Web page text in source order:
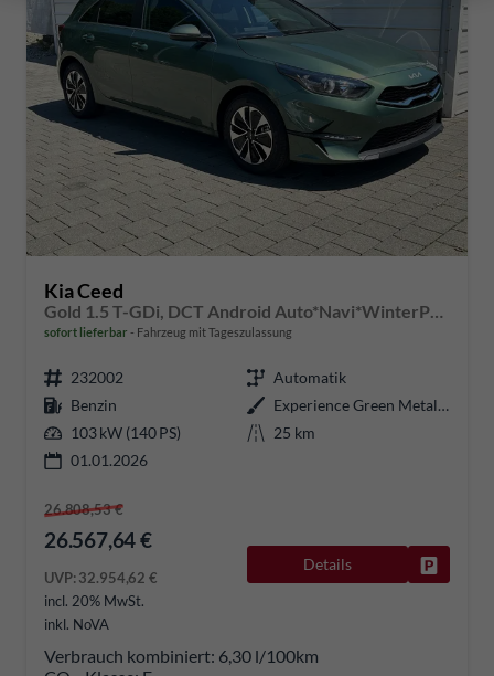
Kia Ceed
Gold 1.5 T-GDi, DCT Android Auto*Navi*WinterPak*Klimaauto*16"*Kamera*PrivacyGlas*
sofort lieferbar Fahrzeug mit Tageszulassung
232002
Automatik
Benzin
Experience Green Metallic
103 kW (140 PS)
25 km
01.01.2026
26.808,53 €
26.567,64 €
UVP:32.954,62 €
incl. 20% MwSt.
inkl. NoVA
Details
Verbrauch kombiniert: 6,30 l/100km